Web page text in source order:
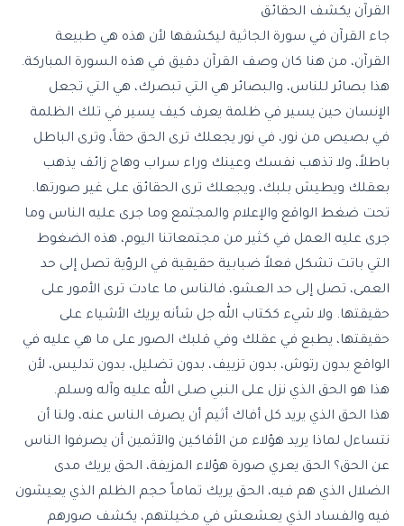
القرآن يكشف الحقائق
جاء القرآن في سورة الجاثية ليكشفها لأن هذه هي طبيعة
القرآن، من هنا كان وصف القرآن دقيق في هذه السورة المباركة.
هذا بصائر للناس، والبصائر هي التي تبصرك، هي التي تجعل
الإنسان حين يسير في ظلمة يعرف كيف يسير في تلك الظلمة
في بصيص من نور، في نور يجعلك ترى الحق حقاً، وترى الباطل
باطلاً، ولا تذهب نفسك وعينك وراء سراب وهاج زائف يذهب
بعقلك ويطيش بلبك، ويجعلك ترى الحقائق على غير صورتها.
تحت ضغط الواقع والإعلام والمجتمع وما جرى عليه الناس وما
جرى عليه العمل في كثير من مجتمعاتنا اليوم، هذه الضغوط
التي باتت تشكل فعلاً ضبابية حقيقية في الرؤية تصل إلى حد
العمى، تصل إلى حد العشو، فالناس ما عادت ترى الأمور على
حقيقتها. ولا شيء ككتاب الله جل شأنه يريك الأشياء على
حقيقتها، يطبع في عقلك وفي قلبك الصور على ما هي عليه في
الواقع بدون رتوش، بدون تزييف، بدون تضليل، بدون تدليس، لأن
هذا هو الحق الذي نزل على النبي صلى الله عليه وآله وسلم.
هذا الحق الذي يريد كل أفاك أثيم أن يصرف الناس عنه، ولنا أن
نتساءل لماذا يريد هؤلاء من الأفاكين والآثمين أن يصرفوا الناس
عن الحق؟ الحق يعري صورة هؤلاء المزيفة، الحق يريك مدى
الضلال الذي هم فيه، الحق يريك تماماً حجم الظلم الذي يعيشون
فيه والفساد الذي يعشعش في مخيلتهم، يكشف صورهم